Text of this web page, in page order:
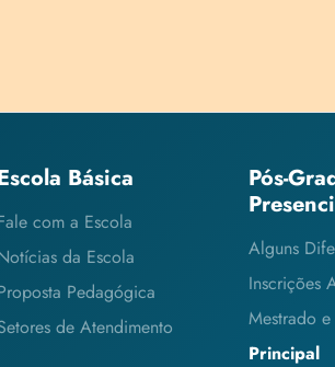
Básica
com a Escola
da Escola
Pedagógica
de Atendimento
Pós-
Alguns
Inscrições
Mestrado
Principal